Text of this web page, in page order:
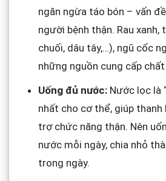
ngăn ngừa táo bón – vấn
người bệnh thận. Rau xanh,
chuối, dâu tây,…), ngũ cốc
những nguồn cung cấp
Uống đủ nước:Nước lọc là
nhất cho cơ thể, giúp
trợ chức năng thận. Nên
nước mỗi ngày, chia nhỏ
trong ngày.